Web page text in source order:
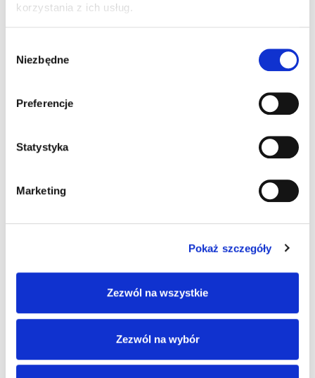
korzystania z ich usług.
zgody
Niezbędne
Preferencje
Statystyka
Marketing
Pokaż szczegóły
Zezwól na wszystkie
Zezwól na wybór
mur za WITD w Szczecinie
autobusy PKS”